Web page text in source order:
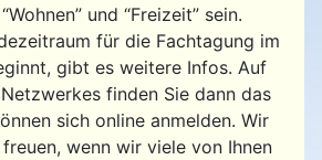
und “Freizeit” sein.
für die Fachtagung im
gibt es weitere Infos. Auf
finden Sie dann das
sich online anmelden. Wir
wenn wir viele von Ihnen